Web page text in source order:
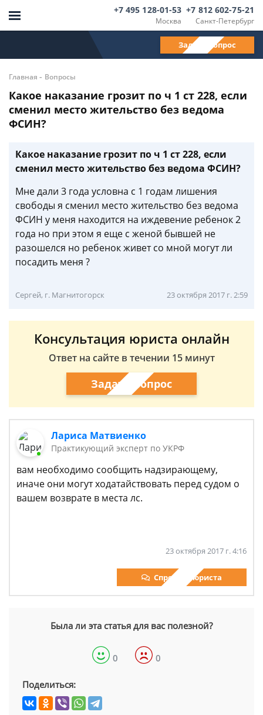
Москва
+7 495 128-01-53
Санкт-Петербург
+7 812 602-75-21
Задать вопрос
Главная - Вопросы
Какое наказание грозит по ч 1 ст 228, если
сменил место жительство без ведома
ФСИН?
Какое наказание грозит по ч 1 ст 228, если
сменил место жительство без ведома ФСИН?
Мне дали 3 года условна с 1 годам лишения
свободы я сменил место жительство без ведома
ФСИН у меня находится на иждевение ребенок 2
года но при этом я еще с женой бывшей не
разошелся но ребенок живет со мной могут ли
посадить меня ?
Сергей, г. Магнитогорск 23 октября 2017 г. 2:59
Консультация юриста онлайн
Ответ на сайте в течении 15 минут
Задать вопрос
Лариса Матвиенко
Практикующий эксперт по УКРФ
вам необходимо сообщить надзирающему,
иначе они могут ходатайствовать перед судом о
вашем возврате в места лс.
23 октября 2017 г. 4:16
Спросить юриста
Была ли эта статья для вас полезной?
0 0
Поделиться: